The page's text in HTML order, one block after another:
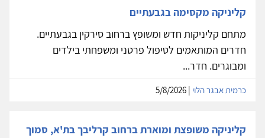
קליניקה מקסימה בגבעתיים
מתחם קליניקות חדש ומשופץ ברחוב סירקין בגבעתיים.
חדרים המותאמים לטיפול פרטני ומשפחתי בילדים
ומבוגרים. חדר...
כרמית אבגר הלוי
קליניקה משופצת ומוארת ברחוב קרליבך בת'א, סמוך